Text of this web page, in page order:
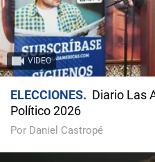
VIDEO
ELECCIONES
Diario Las
Político 2026
Por Daniel Castropé